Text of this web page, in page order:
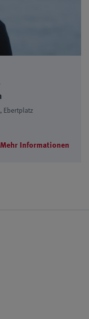
Ebertplatz
Mehr Informationen